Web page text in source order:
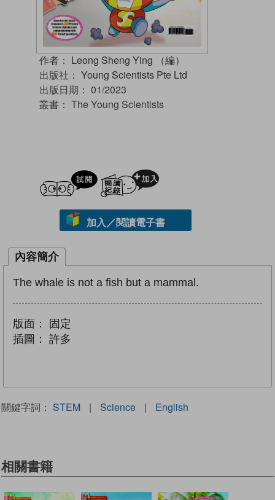
作者： Leong Sheng Ying （編）
出版社： Young Scientists Pte Ltd
出版日期： 01/2023
叢書： The Young Scientists
試閲
加入／閱讀電子書
內容簡介
The whale is not a fish but a mammal.
版面：
固定
插圖：
許多
關鍵字詞： STEM | Science | English
相關書籍